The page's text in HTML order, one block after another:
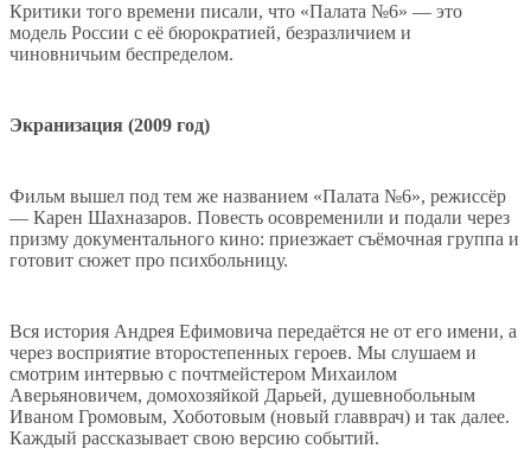
Критики того времени писали, что «Палата №6» — это
модель России с её бюрократией, безразличием и
чиновничьим беспределом.
Экранизация (2009 год)
Фильм вышел под тем же названием «Палата №6», режиссёр
— Карен Шахназаров. Повесть осовременили и подали через
призму документального кино: приезжает съёмочная группа и
готовит сюжет про психбольницу.
Вся история Андрея Ефимовича передаётся не от его имени, а
через восприятие второстепенных героев. Мы слушаем и
смотрим интервью с почтмейстером Михаилом
Аверьяновичем, домохозяйкой Дарьей, душевнобольным
Иваном Громовым, Хоботовым (новый главврач) и так далее.
Каждый рассказывает свою версию событий.